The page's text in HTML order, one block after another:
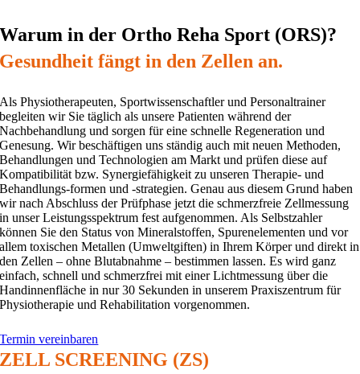
Warum in der Ortho Reha Sport (ORS)?
Gesundheit fängt in den Zellen an.
Als Physiotherapeuten, Sportwissenschaftler und Personaltrainer
begleiten wir Sie täglich als unsere Patienten während der
Nachbehandlung und sorgen für eine schnelle Regeneration und
Genesung. Wir beschäftigen uns ständig auch mit neuen Methoden,
Behandlungen und Technologien am Markt und prüfen diese auf
Kompatibilität bzw. Synergiefähigkeit zu unseren Therapie- und
Behandlungs-formen und -strategien. Genau aus diesem Grund haben
wir nach Abschluss der Prüfphase jetzt die schmerzfreie Zellmessung
in unser Leistungsspektrum fest aufgenommen. Als Selbstzahler
können Sie den Status von Mineralstoffen, Spurenelementen und vor
allem toxischen Metallen (Umweltgiften) in Ihrem Körper und direkt in
den Zellen – ohne Blutabnahme – bestimmen lassen. Es wird ganz
einfach, schnell und schmerzfrei mit einer Lichtmessung über die
Handinnenfläche in nur 30 Sekunden in unserem Praxiszentrum für
Physiotherapie und Rehabilitation vorgenommen.
Termin vereinbaren
ZELL SCREENING (ZS)